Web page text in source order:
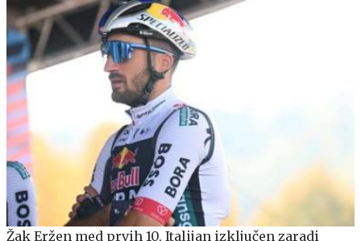
Žak Eržen med prvih 10, Italijan izključen zaradi